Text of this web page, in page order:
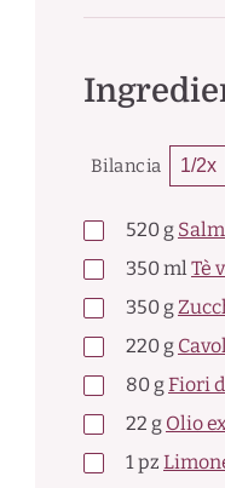
Bilancia 1/2x
520 g
350mlTè
350 g
220 g
80 gFiori
22 g Olio
1pz